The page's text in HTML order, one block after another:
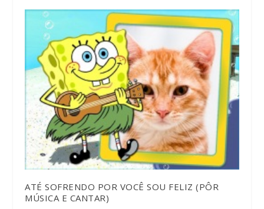
ATÉ SOFRENDO POR VOCÊ SOU FELIZ (PÔR
MÚSICA E CANTAR)